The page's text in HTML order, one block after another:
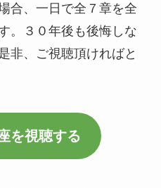
合、一日で全７章を全
。３０年後も後悔しな
非、ご視聴頂ければと
を視聴する